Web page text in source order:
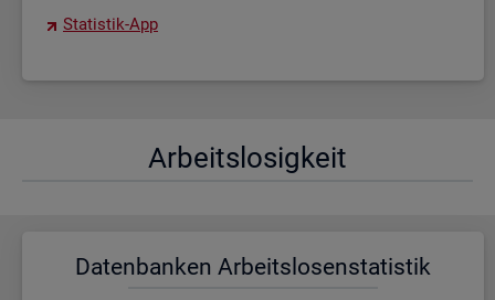
Sta­tis­tik-App
Ar­beits­lo­sig­keit
Da­ten­ban­ken Ar­beits­lo­sen­sta­tis­tik